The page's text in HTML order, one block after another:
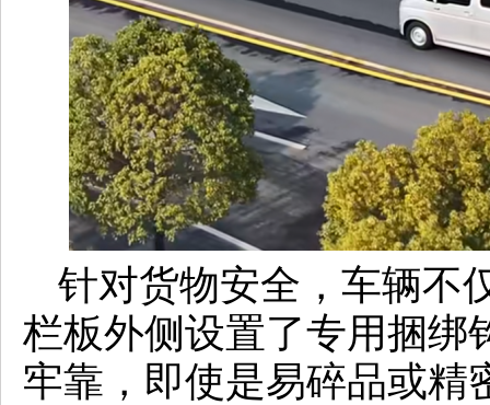
针对货物安全，车辆不
栏板外侧设置了专用捆绑
牢靠，即使是易碎品或精